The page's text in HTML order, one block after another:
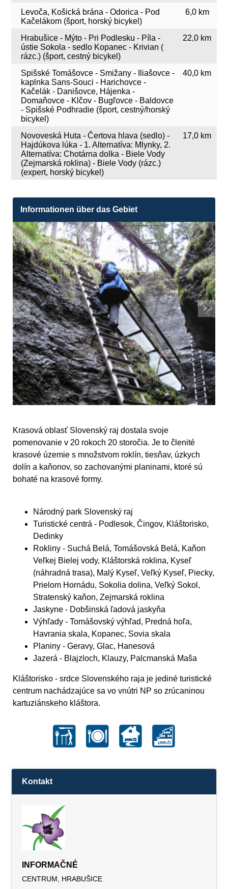
Levoča, Košická brána - Odorica - Pod
Kačelákom (šport, horský bicykel)
6,0 km
Hrabušice - Mýto - Pri Podlesku - Píla -
ústie Sokola - sedlo Kopanec - Krivian (
rázc.) (šport, cestný bicykel)
22,0 km
Spišské Tomášovce - Smižany - Iliašovce -
kaplnka Sans-Souci - Harichovce -
Kačelák - Danišovce, Hájenka -
Domaňovce - Klčov - Bugľovce - Baldovce
- Spišské Podhradie (šport, cestný/horský
bicykel)
40,0 km
Novoveská Huta - Čertova hlava (sedlo) -
Hajdúkova lúka - 1. Alternatíva: Mlynky, 2.
Alternatíva: Chotárna dolka - Biele Vody
(Zejmarská roklina) - Biele Vody (rázc.)
(expert, horský bicykel)
17,0 km
Informationen über das Gebiet
Krasová oblasť Slovenský raj dostala svoje
pomenovanie v 20 rokoch 20 storočia. Je to členité
krasové územie s množstvom roklín, tiesňav, úzkych
dolín a kaňonov, so zachovanými planinami, ktoré sú
bohaté na krasové formy.
Národný park Slovenský raj
Turistické centrá - Podlesok, Čingov, Kláštorisko,
Dedinky
Rokliny - Suchá Belá, Tomášovská Belá, Kaňon
Veľkej Bielej vody, Kláštorská roklina, Kyseľ
(náhradná trasa), Malý Kyseľ, Veľký Kyseľ, Piecky,
Prielom Hornádu, Sokolia dolina, Veľký Sokol,
Stratenský kaňon, Zejmarská roklina
Jaskyne - Dobšinská ľadová jaskyňa
Výhľady - Tomášovský výhľad, Predná hoľa,
Havrania skala, Kopanec, Sovia skala
Planiny - Geravy, Glac, Hanesová
Jazerá - Blajzloch, Klauzy, Palcmanská Maša
Kláštorisko - srdce Slovenského raja je jediné turistické
centrum nachádzajúce sa vo vnútri NP so zrúcaninou
kartuziánskeho kláštora.
Kontakt
INFORMAČNÉ
CENTRUM, HRABUŠICE